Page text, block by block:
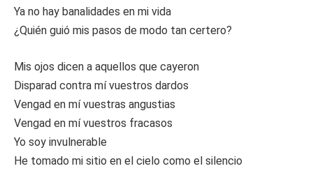
Ya no hay banalidades en mi vida
¿Quién guió mis pasos de modo tan certero?
Mis ojos dicen a aquellos que cayeron
Disparad contra mí vuestros dardos
Vengad en mí vuestras angustias
Vengad en mí vuestros fracasos
Yo soy invulnerable
He tomado mi sitio en el cielo como el silencio